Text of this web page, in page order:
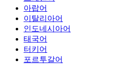
아랍어
이탈리아어
인도네시아어
태국어
터키어
포르투갈어